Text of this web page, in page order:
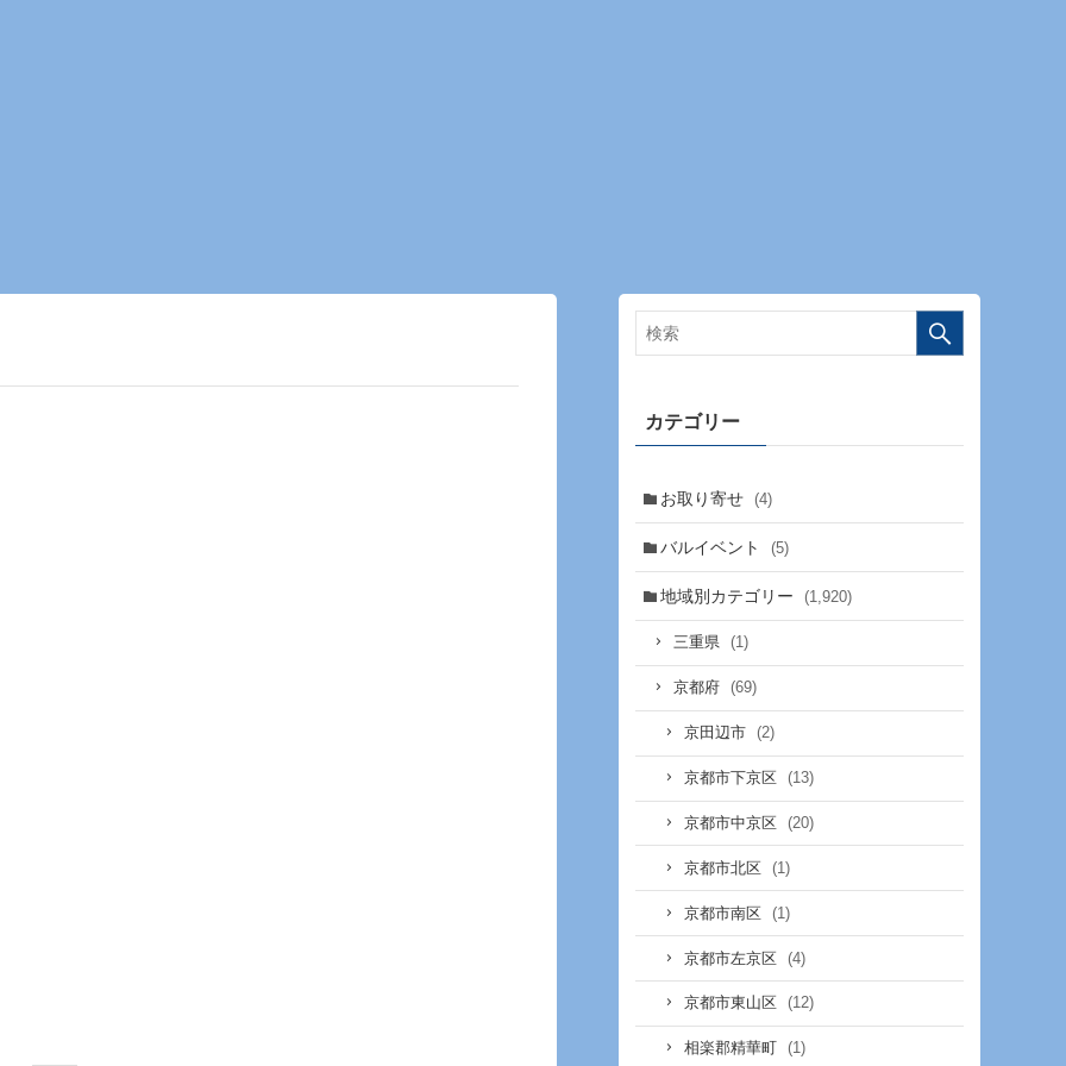
カテゴリー
お取り寄せ (4)
バルイベント (5)
地域別カテゴリー (1,920)
三重県 (1)
京都府 (69)
京田辺市 (2)
京都市下京区 (13)
京都市中京区 (20)
京都市北区 (1)
京都市南区 (1)
京都市左京区 (4)
京都市東山区 (12)
相楽郡精華町 (1)